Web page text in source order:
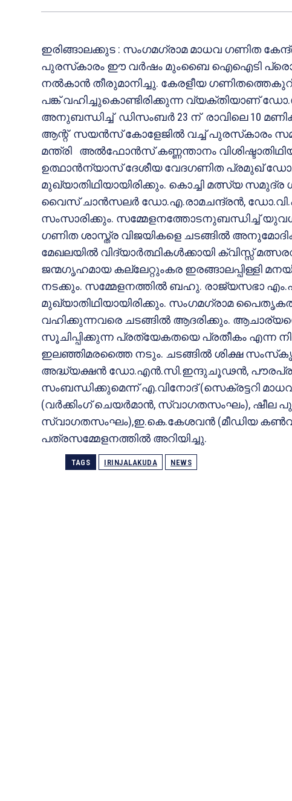
ഇരിങ്ങാലക്കുട : സംഗമഗ്രാമ മാധവ ഗണിത
പുരസ്‌കാരം ഈ വര്‍ഷം മുംബൈ ഐഐടി
നല്‍കാന്‍ തീരുമാനിച്ചു. കേരളീയ
പങ്ക് വഹിച്ചുകൊണ്ടിരിക്കുന്ന വ്യക്തിയാണ്
അനുബന്ധിച്ച് ഡിസംബര്‍ 23 ന് രാവിലെ 10
ആന്റ് സയന്‍സ് കോളേജില്‍ വച്ച് പുരസ്‌കാരം
മന്ത്രി അല്‍ഫോന്‍സ് കണ്ണന്താനം
ഉത്ഥാന്‍ന്യാസ് ദേശീയ വേദഗണിത പ്രമുഖ്
മുഖ്യാതിഥിയായിരിക്കും. കൊച്ചി മത്സ്യ
വൈസ് ചാന്‍സലര്‍ ഡോ.എ.രാമചന്ദ്രന്‍,
സംസാരിക്കും. സമ്മേളനത്തോടനുബന്ധിച്ച്
ഗണിത ശാസ്ത്ര വിജയികളെ ചടങ്ങില്‍
മേഖലയില്‍ വിദ്യാര്‍ത്ഥികള്‍ക്കായി ക്വിസ്സ്
ജന്മഗൃഹമായ കല്ലേറ്റുംകര ഇരങ്ങാലപ്പിള്ളി
നടക്കും. സമ്മേളനത്തില്‍ ബഹു. രാജ്യസഭാ
മുഖ്യാതിഥിയായിരിക്കും. സംഗമഗ്രാമ
വഹിക്കുന്നവരെ ചടങ്ങില്‍ ആദരിക്കും.
സൂചിപ്പിക്കുന്ന പ്രത്യേകതയെ പ്രതീകം എന്ന
ഇലഞ്ഞിമരത്തൈ നടും. ചടങ്ങില്‍ ശിക്ഷ
അദ്ധ്യക്ഷന്‍ ഡോ.എന്‍.സി.ഇന്ദുചൂഢന്‍,
സംബന്ധിക്കുമെന്ന് എ.വിനോദ് (സെക്രട്ടറി
(വര്‍ക്കിംഗ് ചെയര്‍മാന്‍, സ്വാഗതസംഘം), ഷീല
സ്വാഗതസംഘം),ഇ.കെ.കേശവന്‍ (മീഡിയ
പത്രസമ്മേളനത്തില്‍ അറിയിച്ചു.
TAGS IRINJALAKUDA NEWS